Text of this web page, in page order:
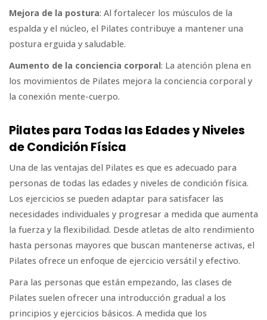
Mejora de la postura: Al fortalecer los músculos de la
espalda y el núcleo, el Pilates contribuye a mantener una
postura erguida y saludable.
Aumento de la conciencia corporal: La atención plena en
los movimientos de Pilates mejora la conciencia corporal y
la conexión mente-cuerpo.
Pilates para Todas las Edades y Niveles
de Condición Física
Una de las ventajas del Pilates es que es adecuado para
personas de todas las edades y niveles de condición física.
Los ejercicios se pueden adaptar para satisfacer las
necesidades individuales y progresar a medida que aumenta
la fuerza y la flexibilidad. Desde atletas de alto rendimiento
hasta personas mayores que buscan mantenerse activas, el
Pilates ofrece un enfoque de ejercicio versátil y efectivo.
Para las personas que están empezando, las clases de
Pilates suelen ofrecer una introducción gradual a los
principios y ejercicios básicos. A medida que los